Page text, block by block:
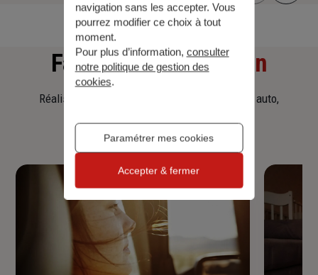
Faitesune simulation
Réalisez une simulation tarifaire d'assurance, auto,
navigation sans les accepter. Vous
pourrez modifier ce choix à tout
moment.
Pour plus d’information, consulter
notre politique de gestion des
cookies.
Paramétrer mes cookies
Accepter & fermer